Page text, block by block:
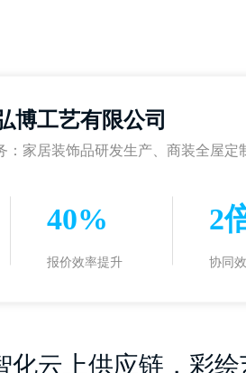
博工艺有限公司
：家居装饰品研发生产、商装全屋定
40%
报价效率提升
2
协同
化云上供应链，彩